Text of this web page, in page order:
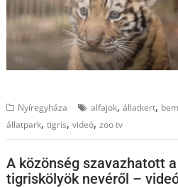
Nyíregyháza alfajok,állatkert,
állatpark,tigris,videó,zoo tv
A közönség szavazhatott
tigriskölyök nevéről –